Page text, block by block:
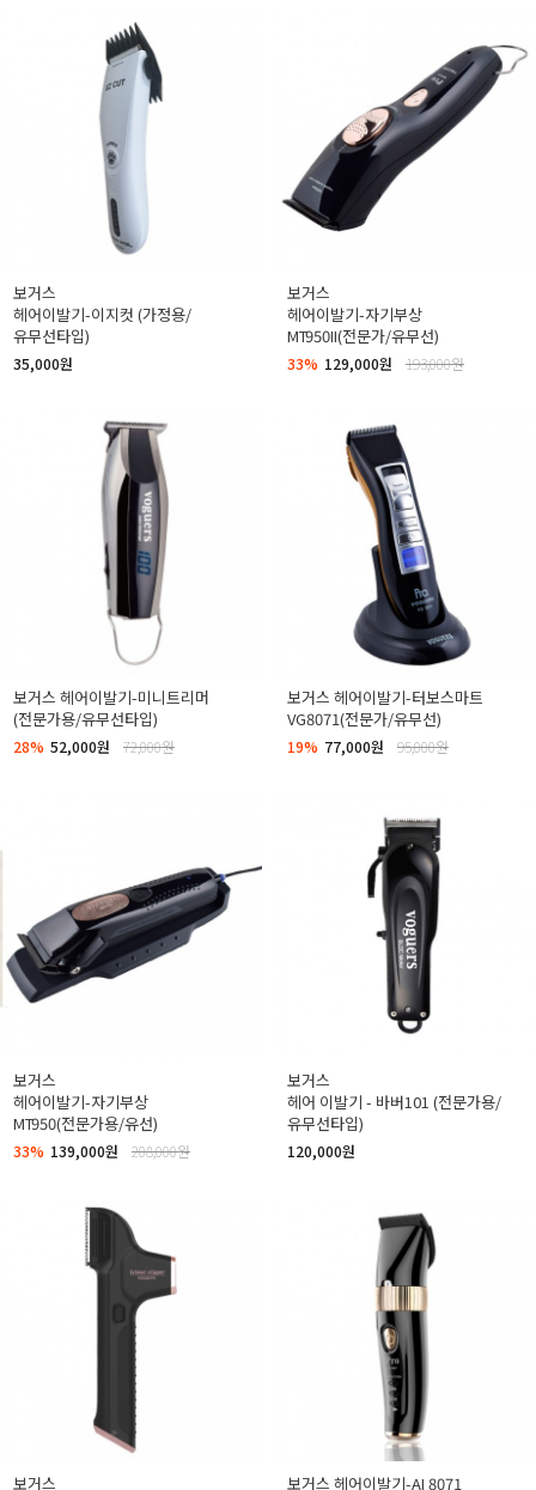
보거스
헤어이발기-이지컷 (가정용/
유무선타입)
35,000원
보거스
헤어이발기-자기부상
MT950II(전문가/유무선)
33% 129,000원 193,000원
보거스 헤어이발기-미니트리머
(전문가용/유무선타입)
28% 52,000원 72,000원
보거스 헤어이발기-터보스마트
VG8071(전문가/유무선)
19% 77,000원 95,000원
보거스
헤어이발기-자기부상
MT950(전문가용/유선)
33% 139,000원 208,000원
보거스
헤어 이발기 - 바버101 (전문가용/
유무선타입)
120,000원
보거스
보거스 헤어이발기-AI 8071